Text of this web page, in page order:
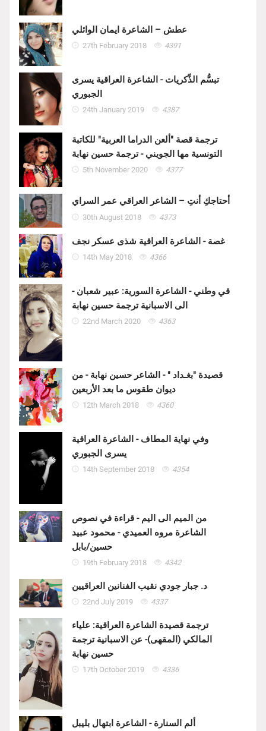
عطش – الشاعرة ايمان الوائلي
27th February 2018 4391
تبسُّم الذِّكريات - الشاعرة العراقية يسرى
الجبوري
24th January 2019 4387
ترجمة قصة "ألعن الدراما العربية" للكاتبة
التونسية مها الجويني - ترجمة حسين نهابة
5th November 2020 4377
أحتاجكِ أنتِ – الشاعر العراقي عمر السراي
30th August 2018 4373
غصة - الشاعرة العراقية شذى عسكر نجف
14th May 2018 4366
قي وطني - الشاعرة السورية: عبير شعبان -
الى الاسبانية ترجمة حسين نهابة
22nd March 2020 4363
قصيدة "بغـداد " - الشاعر حسين نهابة - من
ديوان طقوس ما بعد الأربعين
12th March 2018 4360
وفي نهاية المطاف - الشاعرة العراقية
يسرى الجبوري
14th September 2018 4354
من الميم الى اليم - قراءة في نصوص
الشاعرة مروه العميدي - محمود عبيد
حسين/بابل
19th February 2018 4342
د. جبار جودي نقيب الفنانين العراقيين
22nd July 2019 4337
ترجمة قصيدة الشاعرة العراقية: علياء
المالكي (المقهى)- عن الاسبانية ترجمة
حسين نهابة
17th October 2019 4336
ألم السنارة - الشاعرة ابتهال بليبل